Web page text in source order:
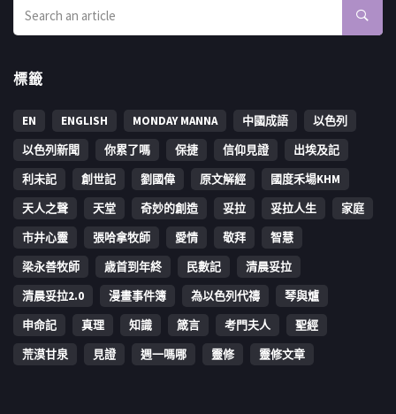
標籤
EN ENGLISH MONDAY MANNA 中國成語
以色列
以色列新聞
你累了嗎 保捷 信仰見證
出埃及記
利未記
創世記 劉國偉 原文解經
國度禾場KHM
天人之聲
天堂 奇妙的創造 妥拉 妥拉人生
家庭
市井心靈
張哈拿牧師 愛情 敬拜
智慧
梁永善牧師
歳首到年終 民數記
清晨妥拉
清晨妥拉2.0
漫畫事件簿 為以色列代禱
琴與爐
申命記
真理 知識 箴言 考門夫人
聖經
荒漠甘泉
見證 週一嗎哪 靈修 靈修文章